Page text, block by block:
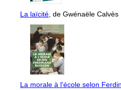
La laïcité , de Gwénaële Calvès
La morale à l'école selon